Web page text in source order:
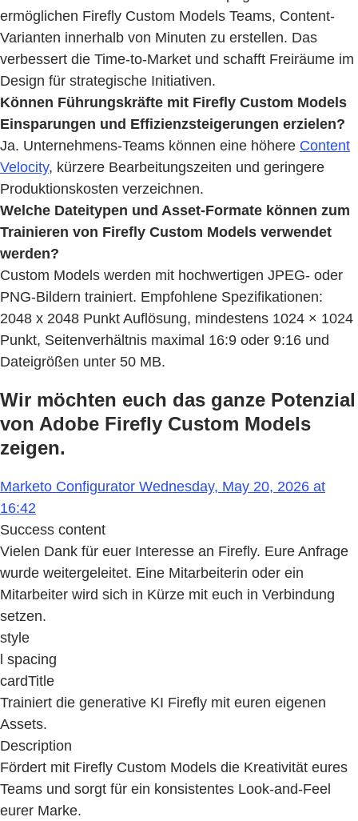
ermöglichen Firefly Custom Models Teams, Content-
Varianten innerhalb von Minuten zu erstellen. Das
verbessert die Time-to-Market und schafft Freiräume im
Design für strategische Initiativen.
Können Führungskräfte mit Firefly Custom Models
Einsparungen und Effizienzsteigerungen erzielen?
Ja. Unternehmens-Teams können eine höhere Content
Velocity, kürzere Bearbeitungszeiten und geringere
Produktionskosten verzeichnen.
Welche Dateitypen und Asset-Formate können zum
Trainieren von Firefly Custom Models verwendet
werden?
Custom Models werden mit hochwertigen JPEG- oder
PNG-Bildern trainiert. Empfohlene Spezifikationen:
2048 x 2048 Punkt Auflösung, mindestens 1024 × 1024
Punkt, Seitenverhältnis maximal 16:9 oder 9:16 und
Dateigrößen unter 50 MB.
Wir möchten euch das ganze Potenzial
von Adobe Firefly Custom Models
zeigen.
Marketo Configurator Wednesday, May 20, 2026 at
16:42
Success content
Vielen Dank für euer Interesse an Firefly. Eure Anfrage
wurde weitergeleitet. Eine Mitarbeiterin oder ein
Mitarbeiter wird sich in Kürze mit euch in Verbindung
setzen.
style
l spacing
cardTitle
Trainiert die generative KI Firefly mit euren eigenen
Assets.
Description
Fördert mit Firefly Custom Models die Kreativität eures
Teams und sorgt für ein konsistentes Look-and-Feel
eurer Marke.